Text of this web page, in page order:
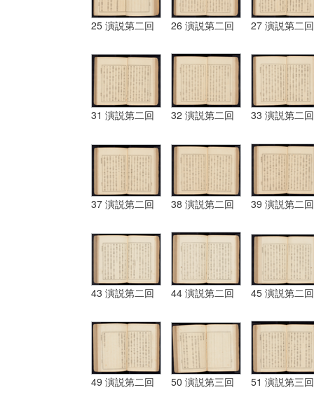
25 演説第二回 26 演説第二回 27 演説第二回
31 演説第二回 32 演説第二回 33 演説第二回
37 演説第二回 38 演説第二回 39 演説第二回
43 演説第二回 44 演説第二回 45 演説第二回
49 演説第二回 50 演説第三回 51 演説第三回